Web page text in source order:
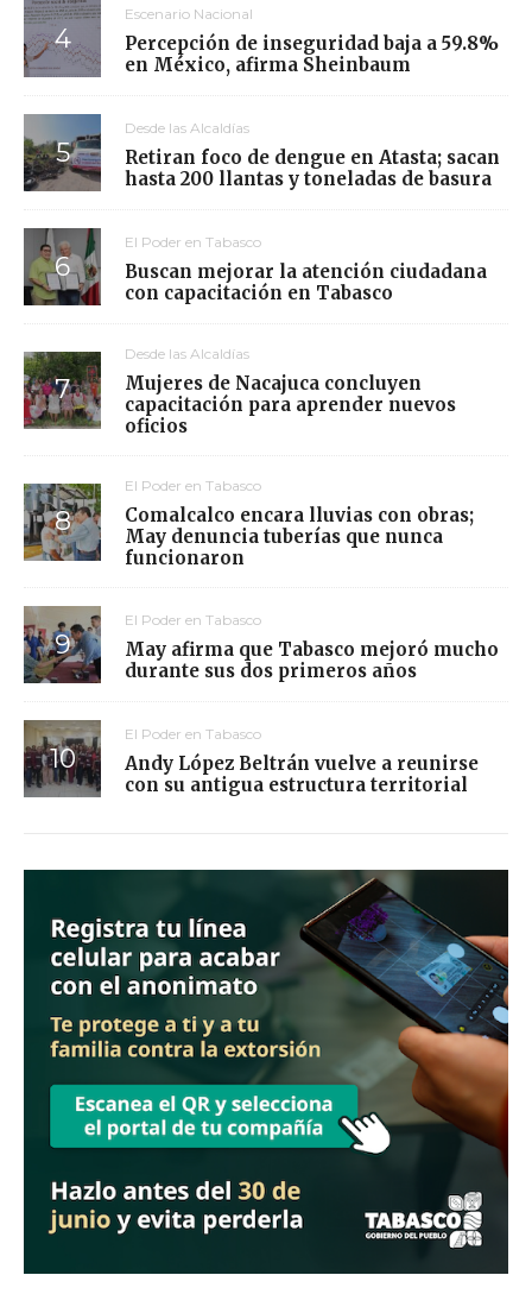
Escenario Nacional
Percepción de inseguridad baja a 59.8%
en México, afirma Sheinbaum
Desde las Alcaldías
Retiran foco de dengue en Atasta; sacan
hasta 200 llantas y toneladas de basura
El Poder en Tabasco
Buscan mejorar la atención ciudadana
con capacitación en Tabasco
Desde las Alcaldías
Mujeres de Nacajuca concluyen
capacitación para aprender nuevos
oficios
El Poder en Tabasco
Comalcalco encara lluvias con obras;
May denuncia tuberías que nunca
funcionaron
El Poder en Tabasco
May afirma que Tabasco mejoró mucho
durante sus dos primeros años
El Poder en Tabasco
Andy López Beltrán vuelve a reunirse
con su antigua estructura territorial